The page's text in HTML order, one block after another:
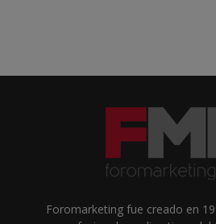
Foromarketing fue creado en